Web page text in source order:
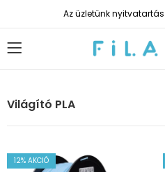
Az üzletünk
Világító PLA
12% AKCIÓ